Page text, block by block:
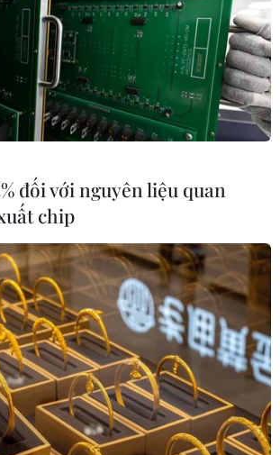
đối với nguyên liệu quan
chip